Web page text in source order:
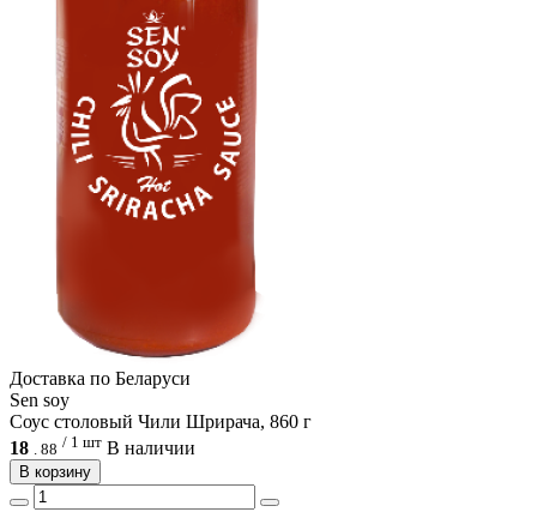
Доcтавка по Беларуси
Sen soy
Соус столовый Чили Шрирача, 860 г
18
88 / 1 шт В наличии
В корзину